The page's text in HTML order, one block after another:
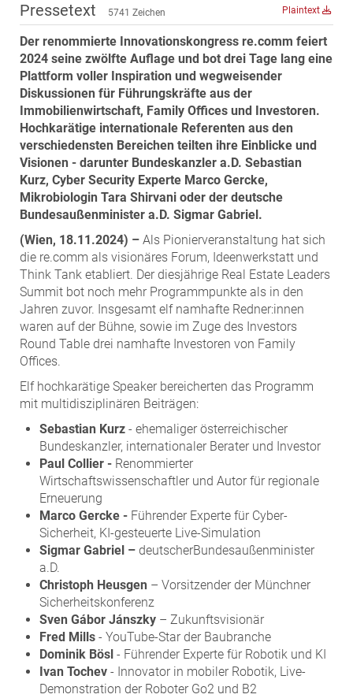
STEUP Realitäten
STIX + Partner
teamneunzehn
VÖPE Next
Verband Österreichischer Versicherungsmakler
Weinrauch Rechtsanwälte
WINEGG Realitäten
ZEHA Real Estate
Media
Pressekontakt
Pressetext 5741 Zeichen Plaintext
Der renommierte Innovationskongress re.comm feiert
2024 seine zwölfte Auflage und bot drei Tage lang eine
Plattform voller Inspiration und wegweisender
Diskussionen für Führungskräfte aus der
Immobilienwirtschaft, Family Offices und Investoren.
Hochkarätige internationale Referenten aus den
verschiedensten Bereichen teilten ihre Einblicke und
Visionen - darunter Bundeskanzler a.D. Sebastian
Kurz, Cyber Security Experte Marco Gercke,
Mikrobiologin Tara Shirvani oder der deutsche
Bundesaußenminister a.D. Sigmar Gabriel.
(Wien, 18.11.2024) – Als Pionierveranstaltung hat sich
die re.comm als visionäres Forum, Ideenwerkstatt und
Think Tank etabliert. Der diesjährige Real Estate Leaders
Summit bot noch mehr Programmpunkte als in den
Jahren zuvor. Insgesamt elf namhafte Redner:innen
waren auf der Bühne, sowie im Zuge des Investors
Round Table drei namhafte Investoren von Family
Offices.
Elf hochkarätige Speaker bereicherten das Programm
mit multidisziplinären Beiträgen:
Sebastian Kurz - ehemaliger österreichischer
Bundeskanzler, internationaler Berater und Investor
Paul Collier - Renommierter
Wirtschaftswissenschaftler und Autor für regionale
Erneuerung
Marco Gercke - Führender Experte für Cyber-
Sicherheit, KI-gesteuerte Live-Simulation
Sigmar Gabriel – deutscherBundesaußenminister
a.D.
Christoph Heusgen – Vorsitzender der Münchner
Sicherheitskonferenz
Sven Gábor Jánszky – Zukunftsvisionär
Fred Mills - YouTube-Star der Baubranche
Dominik Bösl - Führender Experte für Robotik und KI
Ivan Tochev - Innovator in mobiler Robotik, Live-
Demonstration der Roboter Go2 und B2